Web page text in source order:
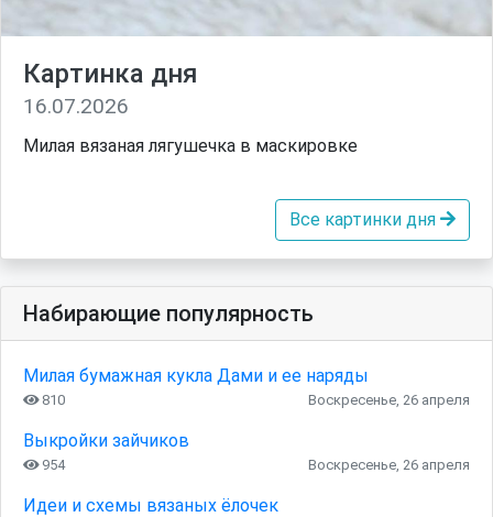
Картинка дня
16.07.2026
Милая вязаная лягушечка в маскировке
Все картинки дня
Набирающие популярность
Милая бумажная кукла Дами и ее наряды
810 Воскресенье, 26 апреля
Выкройки зайчиков
954 Воскресенье, 26 апреля
Идеи и схемы вязаных ёлочек